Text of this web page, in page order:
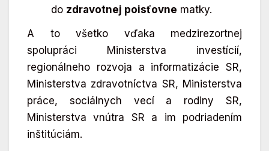
do zdravotnej poisťovne matky.
A to všetko vďaka medzirezortnej
spolupráci Ministerstva investícií,
regionálneho rozvoja a informatizácie SR,
Ministerstva zdravotníctva SR, Ministerstva
práce, sociálnych vecí a rodiny SR,
Ministerstva vnútra SR a im podriadením
inštitúciám.